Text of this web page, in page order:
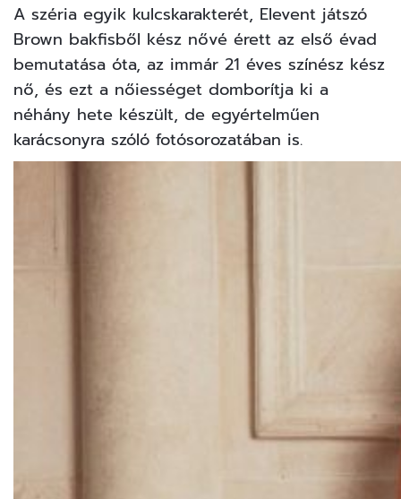
A széria egyik kulcskarakterét, Elevent játszó
Brown bakfisből kész nővé érett az első évad
bemutatása óta, az immár 21 éves színész kész
nő, és ezt a nőiességet domborítja ki a
néhány hete készült, de egyértelműen
karácsonyra szóló fotósorozatában is.